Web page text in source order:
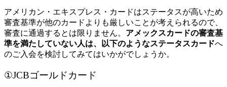
アメリカン・エキスプレス・カードはステータスが高いため
審査基準が他のカードよりも厳しいことが考えられるので、
審査に通過するとは限りません。 アメックスカードの審査基
準を満たしていない人は、以下のようなステータスカードへ
のご入会を検討してみてはいかがでしょうか。
①JCBゴールドカード